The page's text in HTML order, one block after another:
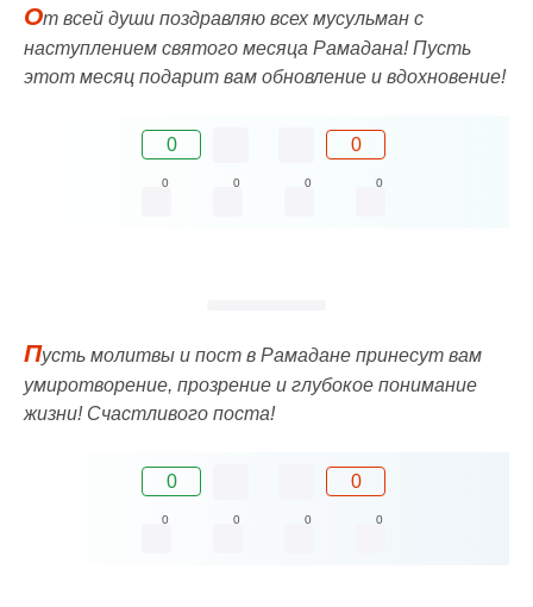
От всей души поздравляю всех мусульман с
наступлением святого месяца Рамадана! Пусть
этот месяц подарит вам обновление и вдохновение!
0 0
0 0 0 0
Пусть молитвы и пост в Рамадане принесут вам
умиротворение, прозрение и глубокое понимание
жизни! Счастливого поста!
0 0
0 0 0 0